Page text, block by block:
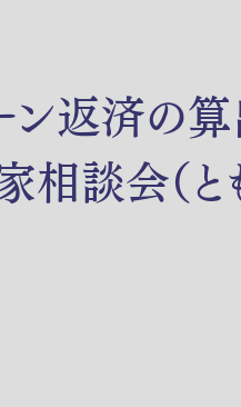
返済の算
相談会（